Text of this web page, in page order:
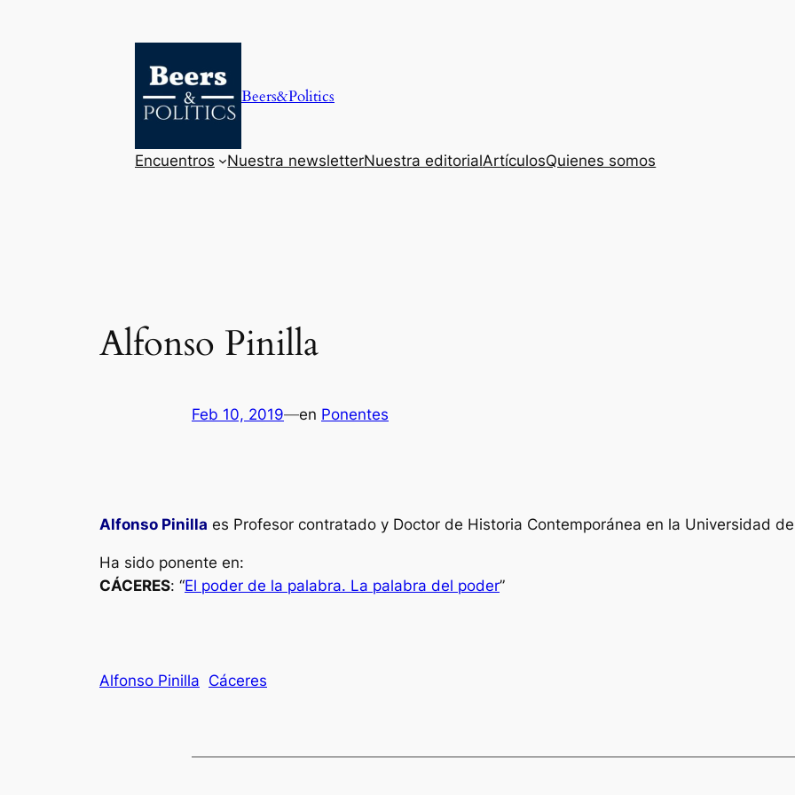
Beers&Politics
Encuentros Nuestra newsletterNuestra editorialArtículosQuienes somos
Alfonso Pinilla
Feb 10, 2019—en Ponentes
Alfonso Pinilla es Profesor contratado y Doctor de Historia Contemporánea en la Universidad
Ha sido ponente en:
CÁCERES: “El poder de la palabra. La palabra del poder”
Alfonso Pinilla Cáceres